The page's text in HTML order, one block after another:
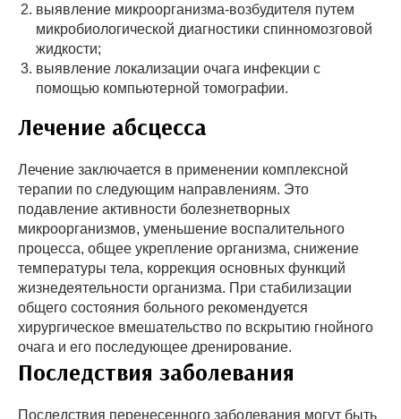
выявление микроорганизма-возбудителя путем
микробиологической диагностики спинномозговой
жидкости;
выявление локализации очага инфекции с
помощью компьютерной томографии.
Лечение абсцесса
Лечение заключается в применении комплексной
терапии по следующим направлениям. Это
подавление активности болезнетворных
микроорганизмов, уменьшение воспалительного
процесса, общее укрепление организма, снижение
температуры тела, коррекция основных функций
жизнедеятельности организма. При стабилизации
общего состояния больного рекомендуется
хирургическое вмешательство по вскрытию гнойного
очага и его последующее дренирование.
Последствия заболевания
Последствия перенесенного заболевания могут быть